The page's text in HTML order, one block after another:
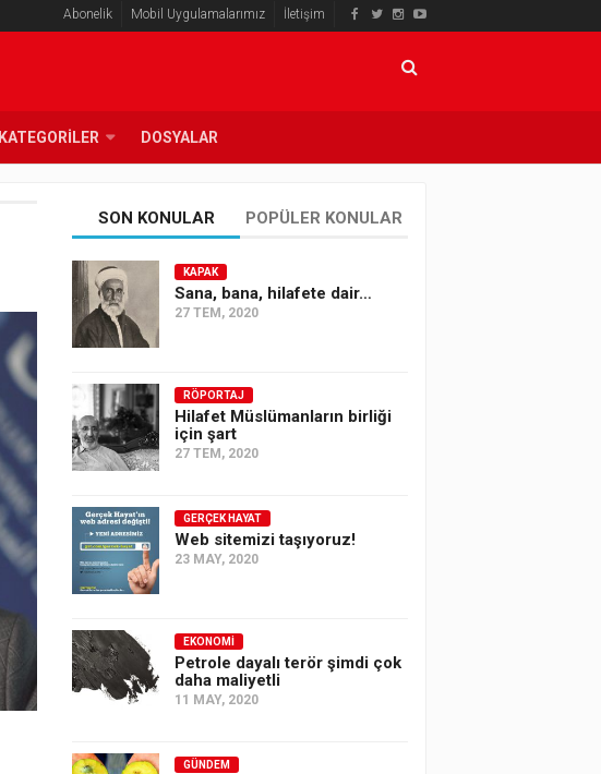
Abonelik Mobil Uygulamalarımız İletişim
KATEGORILER DOSYALAR
SON KONULAR POPÜLER KONULAR
KAPAK
Sana, bana, hilafete dair…
27 TEM, 2020
RÖPORTAJ
Hilafet Müslümanların birliği
için şart
27 TEM, 2020
GERÇEK HAYAT
Web sitemizi taşıyoruz!
23 MAY, 2020
EKONOMI
Petrole dayalı terör şimdi çok
daha maliyetli
11 MAY, 2020
GÜNDEM